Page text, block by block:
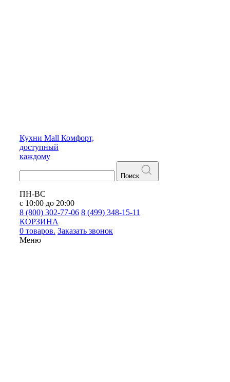
Кухни Mall Комфорт,
доступный
каждому
Поиск
ПН-ВС
с 10:00 до 20:00
8 (800) 302-77-06 8 (499) 348-15-11
КОРЗИНА
0 товаров. Заказать звонок
Меню